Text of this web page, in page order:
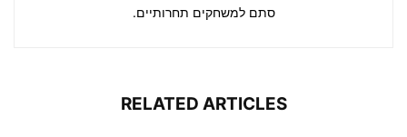
סתם למשחקים תחרותיים.
RELATED ARTICLES